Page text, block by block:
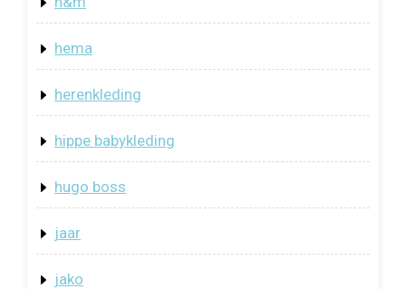
hema
herenkleding
hippe babykleding
hugo boss
jaar
jako